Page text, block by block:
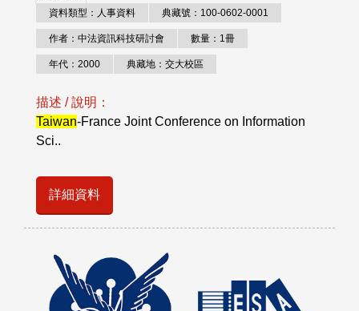
資料類型：人事資料 典藏號：100-0602-0001
作者：中法資訊科技研討會 數量：1冊
年代：2000 典藏地：交大校區
描述 / 說明：
Taiwan-France Joint Conference on Information
Sci..
詳細資料